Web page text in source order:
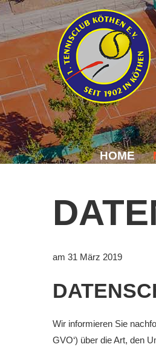
HOME
am 31 März 2019
Wir informieren Sie
GVO‘) über die Art, den